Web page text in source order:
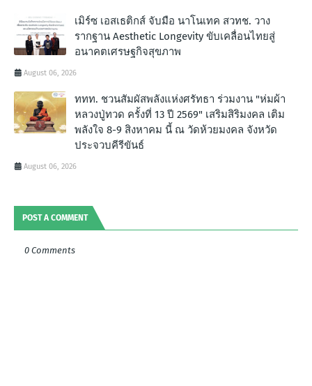
เมิร์ซ เอสเธติกส์ จับมือ นาโนเทค สวทช. วาง
รากฐาน Aesthetic Longevity ขับเคลื่อนไทยสู่
อนาคตเศรษฐกิจสุขภาพ
August 06, 2026
ททท. ชวนสัมผัสพลังแห่งศรัทธา ร่วมงาน "ห่มผ้า
หลวงปู่ทวด ครั้งที่ 13 ปี 2569" เสริมสิริมงคล เติม
พลังใจ 8-9 สิงหาคม นี้ ณ วัดห้วยมงคล จังหวัด
ประจวบคีรีขันธ์
August 06, 2026
POST A COMMENT
0 Comments